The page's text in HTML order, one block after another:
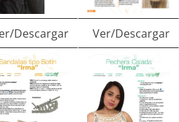
Descargar Ver/Descargar